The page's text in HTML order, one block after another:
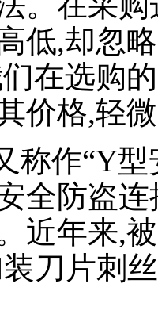
低,却忽
在选购
价格,轻
称作“Y
全防盗
近年来,
刀片刺